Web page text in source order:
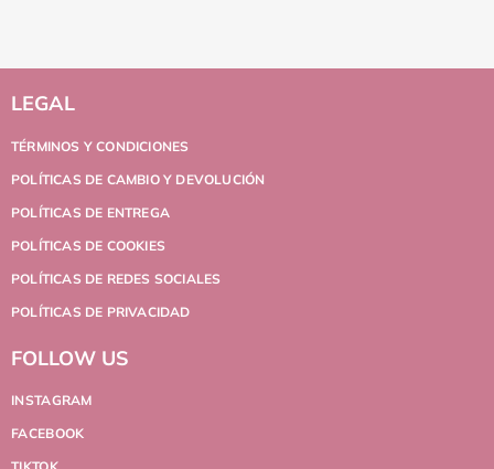
LEGAL
TÉRMINOS Y CONDICIONES
POLÍTICAS DE CAMBIO Y DEVOLUCIÓN
POLÍTICAS DE ENTREGA
POLÍTICAS DE COOKIES
POLÍTICAS DE REDES SOCIALES
POLÍTICAS DE PRIVACIDAD
FOLLOW US
INSTAGRAM
FACEBOOK